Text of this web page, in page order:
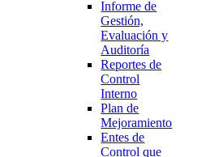
Informe de
Gestión,
Evaluación y
Auditoría
Reportes de
Control
Interno
Plan de
Mejoramiento
Entes de
Control que